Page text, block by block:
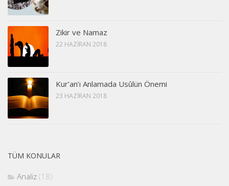
Zikir ve Namaz
22 HAZIRAN 2018
Kur’an’ı Anlamada Usûlün Önemi
23 HAZIRAN 2018
TÜM KONULAR
Analiz (18)